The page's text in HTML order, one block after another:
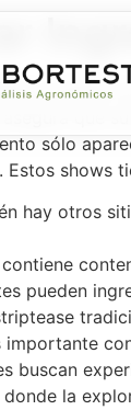
en revisar
que
sólo
Estos shows
hay otros
pueden
importante
buscan
donde la